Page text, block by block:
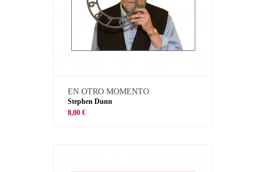
EN OTRO MOMENTO
Stephen Dunn
8,00 €